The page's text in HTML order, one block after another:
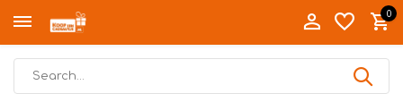
0